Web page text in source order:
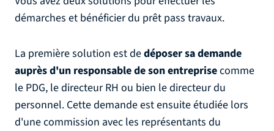
démarches et bénéficier du prêt pass travaux.
La première solution est dedéposer sa demande
auprès d'un responsable de son entreprisecomme
le PDG, le directeur RH ou bien le directeur du
personnel. Cette demande est ensuite étudiée lors
d'une commission avec les représentants du